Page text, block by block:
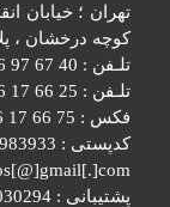
تهران ؛ خیابان
کوچه درخشان ، پلاک 8 ،
تلـفن : 40 67 97 66 (021)
تلـفن : 25 66 17 66 (021)
فکس : 75 66 17 66 (021)
کدپستی : 1314983933
پشتیبانی : 09303030294